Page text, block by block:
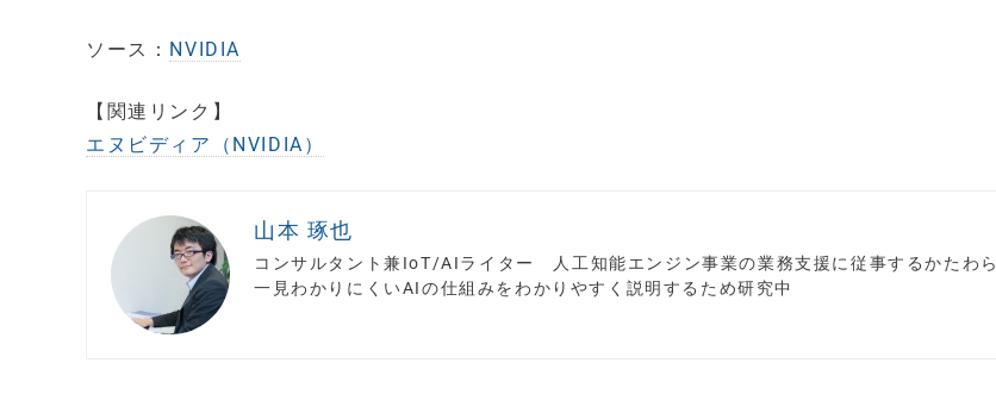
ソース： NVIDIA
【関連リンク】
エヌビディア（NVIDIA）
山本 琢也
コンサルタント兼IoT/AIライター 人工知能エンジン事業の業務支援に従事するかたわら
一見わかりにくいAIの仕組みをわかりやすく説明するため研究中